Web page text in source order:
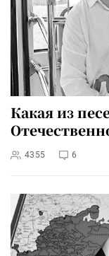
Какая из
4355 6